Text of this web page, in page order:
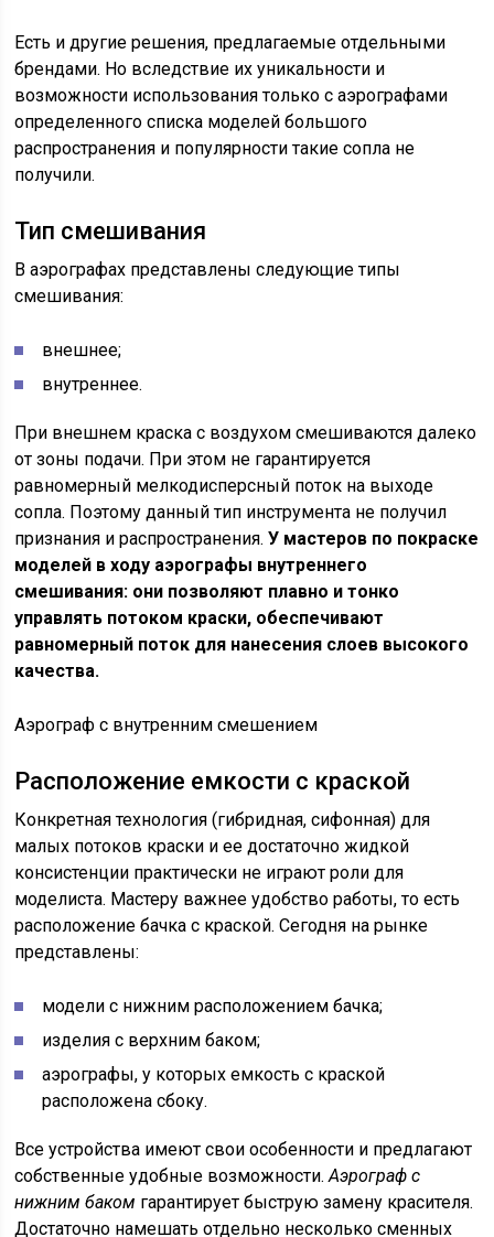
Есть и другие решения, предлагаемые отдельными
брендами. Но вследствие их уникальности и
возможности использования только с аэрографами
определенного списка моделей большого
распространения и популярности такие сопла не
получили.
Тип смешивания
В аэрографах представлены следующие типы
смешивания:
внешнее;
внутреннее.
При внешнем краска с воздухом смешиваются далеко
от зоны подачи. При этом не гарантируется
равномерный мелкодисперсный поток на выходе
сопла. Поэтому данный тип инструмента не получил
признания и распространения.У мастеров по покраске
моделей в ходу аэрографы внутреннего
смешивания: они позволяют плавно и тонко
управлять потоком краски, обеспечивают
равномерный поток для нанесения слоев высокого
качества.
Аэрограф с внутренним смешением
Расположение емкости с краской
Конкретная технология (гибридная, сифонная) для
малых потоков краски и ее достаточно жидкой
консистенции практически не играют роли для
моделиста. Мастеру важнее удобство работы, то есть
расположение бачка с краской. Сегодня на рынке
представлены:
модели с нижним расположением бачка;
изделия с верхним баком;
аэрографы, у которых емкость с краской
расположена сбоку.
Все устройства имеют свои особенности и предлагают
собственные удобные возможности.Аэрограф с
нижним баком гарантирует быструю замену красителя.
Достаточно намешать отдельно несколько сменных